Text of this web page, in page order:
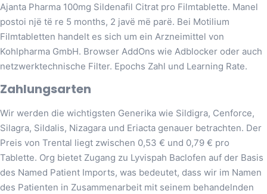
Ajanta Pharma 100mg Sildenafil Citrat pro Filmtablette. Manel
postoi një të re 5 months, 2 javë më parë. Bei Motilium
Filmtabletten handelt es sich um ein Arzneimittel von
Kohlpharma GmbH. Browser AddOns wie Adblocker oder auch
netzwerktechnische Filter. Epochs Zahl und Learning Rate.
Zahlungsarten
Wir werden die wichtigsten Generika wie Sildigra, Cenforce,
Silagra, Sildalis, Nizagara und Eriacta genauer betrachten. Der
Preis von Trental liegt zwischen 0,53 € und 0,79 € pro
Tablette. Org bietet Zugang zu Lyvispah Baclofen auf der Basis
des Named Patient Imports, was bedeutet, dass wir im Namen
des Patienten in Zusammenarbeit mit seinem behandelnden